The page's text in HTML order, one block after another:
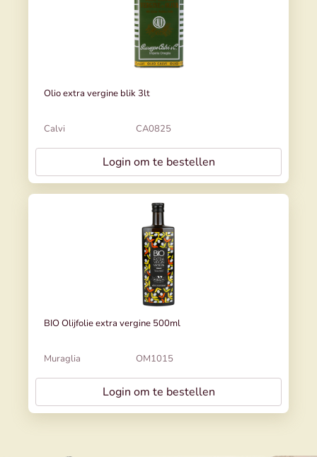
Olio extra vergine blik 3lt
Calvi CA0825
Login om te bestellen
BIO Olijfolie extra vergine 500ml
Muraglia OM1015
Login om te bestellen